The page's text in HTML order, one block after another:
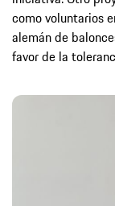
como voluntarios
alemán de
favor de la